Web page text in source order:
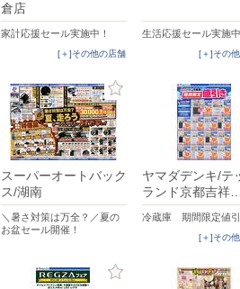
倉店
家計応援セール実施中！
[＋]その他の店舗
生活応援セール実施
[＋]その
スーパーオートバック
ス/湖南
＼暑さ対策は万全？／夏の
お盆セール開催！
ヤマダデンキ/テ
ランド京都吉祥
冷蔵庫 期間限定値
[＋]その